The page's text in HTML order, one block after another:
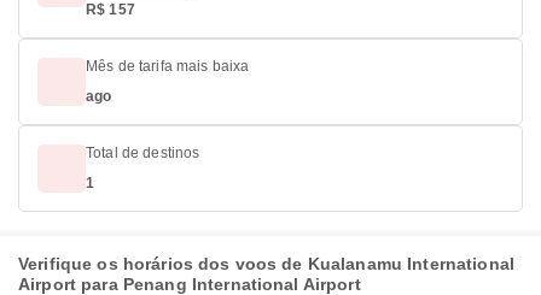
R$ 157
Mês de tarifa mais baixa
ago
Total de destinos
1
Verifique os horários dos voos de Kualanamu International
Airport para Penang International Airport